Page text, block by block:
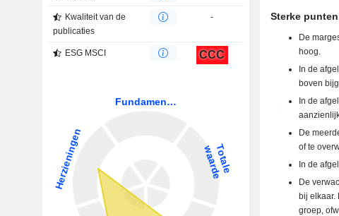
Kwaliteit van de
publicaties
-
ESG MSCI CCC
Sterke
De
hoog.
In de
boven
In de
De
of te
In de
De
bij elkaar.
groep,